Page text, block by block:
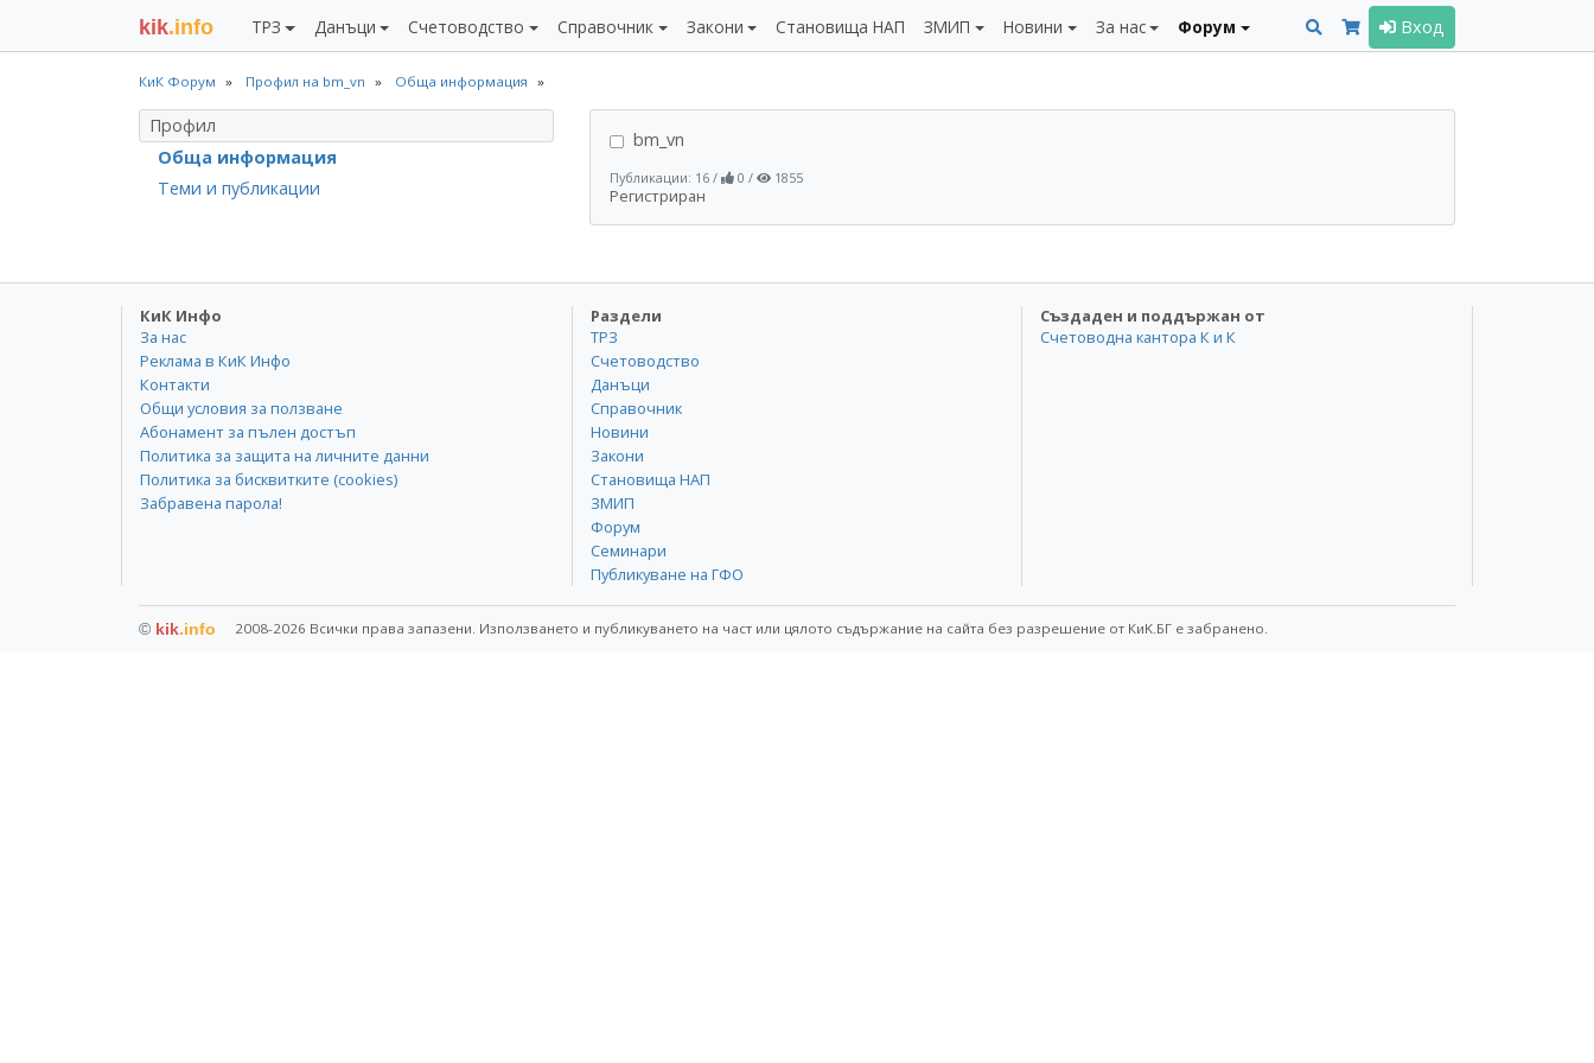
kik.info ТРЗ Данъци Счетоводство Справочник Закони Становища НАП ЗМИП Новини За нас Форум Вход
КиК Форум Профил на bm_vn Обща информация
Профил
Обща информация
Теми и публикации
bm_vn
Публикации: 16 / 0 / 1855
Регистриран
КиК Инфо
За нас
Реклама в КиК Инфо
Контакти
Общи условия за ползване
Абонамент за пълен достъп
Политика за защита на личните данни
Политика за бисквитките (cookies)
Забравена парола!
Раздели
ТРЗ
Счетоводство
Данъци
Справочник
Новини
Закони
Становища НАП
ЗМИП
Форум
Семинари
Публикуване на ГФО
Създаден и поддържан от
Счетоводна кантора К и К
© kik.info 2008-2026 Всички права запазени. Използването и публикуването на част или цялото съдържание на сайта без разрешение от КиK.БГ е забранено.